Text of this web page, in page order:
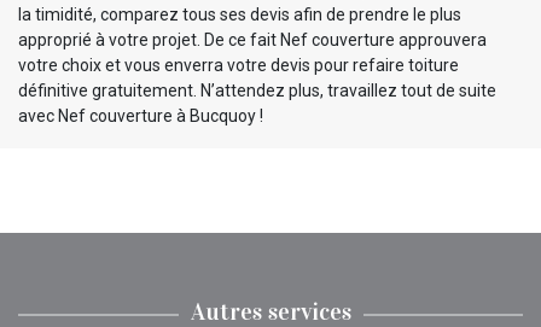
la timidité, comparez tous ses devis afin de prendre le plus
approprié à votre projet. De ce fait Nef couverture approuvera
votre choix et vous enverra votre devis pour refaire toiture
définitive gratuitement. N’attendez plus, travaillez tout de suite
avec Nef couverture à Bucquoy !
Autres services